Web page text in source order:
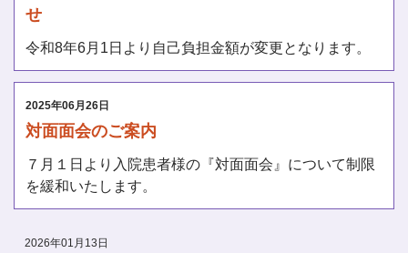
せ
令和8年6月1日より自己負担金額が変更となります。
2025年06月26日
対面面会のご案内
７月１日より入院患者様の『対面面会』について制限
を緩和いたします。
2026年01月13日